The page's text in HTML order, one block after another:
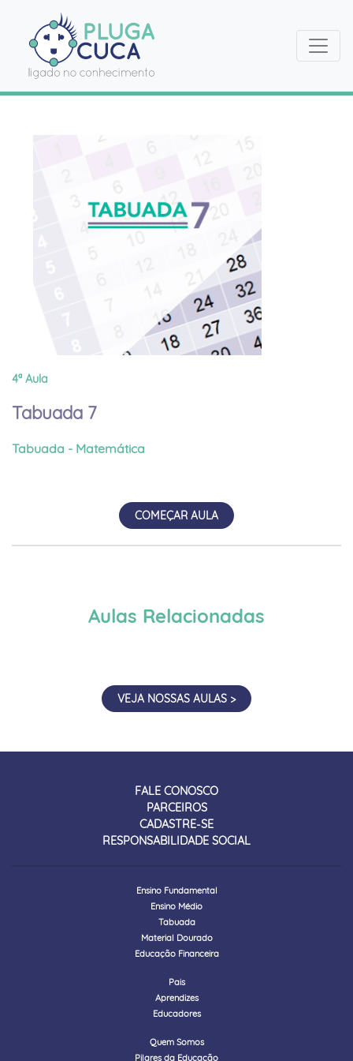
4ª Aula
Tabuada 7
Tabuada - Matemática
COMEÇAR AULA
Aulas Relacionadas
VEJA NOSSAS AULAS >
FALE CONOSCO
PARCEIROS
CADASTRE-SE
RESPONSABILIDADE SOCIAL
Ensino Fundamental
Ensino Médio
Tabuada
Material Dourado
Educação Financeira
Pais
Aprendizes
Educadores
Quem Somos
Pilares da Educação